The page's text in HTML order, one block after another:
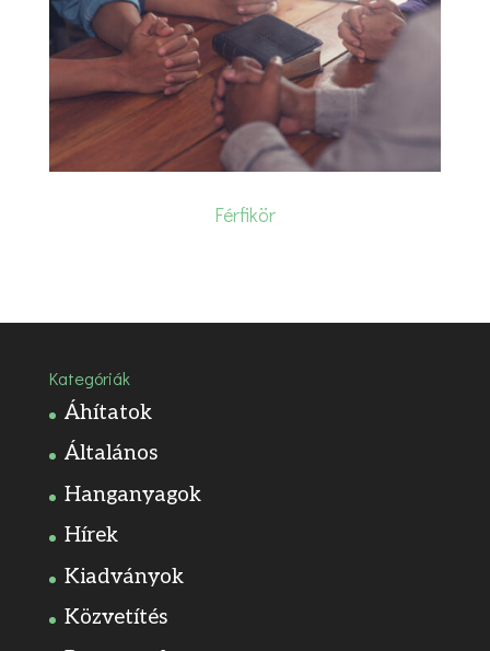
Férfikör
Kategóriák
Áhítatok
Általános
Hanganyagok
Hírek
Kiadványok
Közvetítés